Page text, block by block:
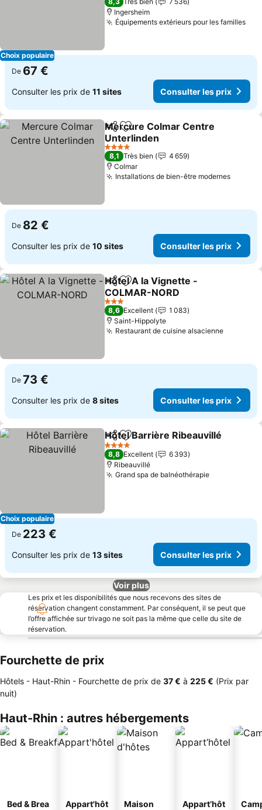
Choix populaire
Ingersheim
Équipements extérieurs pour les familles
De 67 €
Consulter les prix de 11 sites Consulter les prix
PartagerAjouter à mes favoris
Mercure Colmar Centre
Unterlinden
Consulter les prix
4 Étoiles
8,1 Très bien
4 659
Colmar
Installations de bien-être modernes
De 82 €
Consulter les prix de 10 sites Consulter les prix
PartagerAjouter à mes favoris
Hôtel A la Vignette -
COLMAR-NORD
Consulter les prix
3 Étoiles
8,6 Excellent
1 083
Saint-Hippolyte
Restaurant de cuisine alsacienne
De 73 €
Consulter les prix de 8 sites Consulter les prix
Choix populaire
PartagerAjouter à mes favoris
Hôtel Barrière Ribeauvillé
4 Étoiles
8,8 Excellent
6 393
Ribeauvillé
Grand spa de balnéothérapieConsulter
De 223 €
Consulter les prix de 13 sites Consulter les prix
Voir plus
Les prix et les disponibilités que nous recevons des sites de
réservation changent constamment. Par conséquent, il se peut que
l’offre affichée sur trivago ne soit pas la même que celle du site de
réservation.
Fourchette de prix
Hôtels - Haut-Rhin - Fourchette de prix de ‎37 € à ‎225 € (Prix par
nuit)
Haut-Rhin : autres hébergements
Bed & Brea
Appart'hôt
Maison
Appart’hôt